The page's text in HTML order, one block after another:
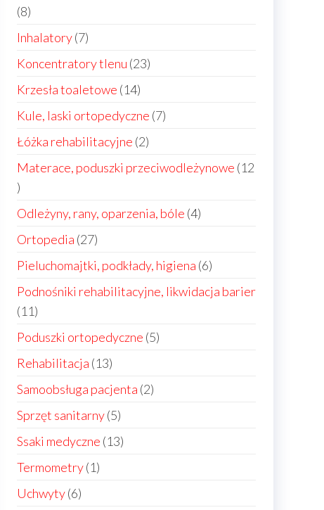
88
produktów
Inhalatory 77
produktów
Koncentratory tlenu 2323
Krzesła toaletowe 1414
produktów
Kule, laski ortopedyczne 77
Łóżka rehabilitacyjne 22
produkty
Materace, poduszki przeciwodleżynowe 12
12
produktów
Odleżyny, rany, oparzenia, bóle 44
Ortopedia 2727
produktów
Pieluchomajtki, podkłady, higiena 66
produktów
Podnośniki rehabilitacyjne, likwidacja barier
1111
produktów
Poduszki ortopedyczne 55
Rehabilitacja 1313
produktów
Samoobsługa pacjenta 22
Sprzęt sanitarny 55
produktów
Ssaki medyczne 1313
Termometry 11
Uchwyty 66